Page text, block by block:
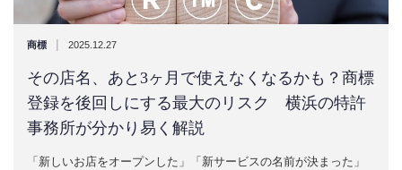
商標 | 2025.12.27
その店名、あと3ヶ月で使えなくなるかも？商標
登録を後回しにする最大のリスク 横浜の特許
事務所が分かり易く解説
「新しいお店をオープンした」「新サービスの名前が決まった」